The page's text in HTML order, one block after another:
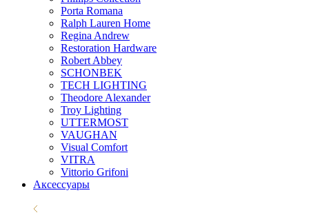
Porta Romana
Ralph Lauren Home
Regina Andrew
Restoration Hardware
Robert Abbey
SCHONBEK
TECH LIGHTING
Theodore Alexander
Troy Lighting
UTTERMOST
VAUGHAN
Visual Comfort
VITRA
Vittorio Grifoni
Аксессуары